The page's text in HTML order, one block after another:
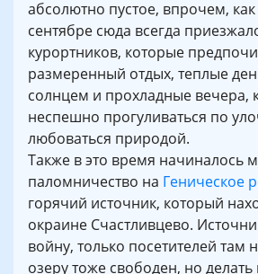
абсолютно пустое, впрочем, как
сентябре сюда всегда
курортников, которые
размеренный отдых, теплые
солнцем и прохладные вечера,
неспешно прогуливаться по
любоваться природой.
Также в это время начиналось
паломничество на Геническое
горячий источник, который
окраине Счастливцево.
войну, только посетителей там
озеру тоже свободен, но